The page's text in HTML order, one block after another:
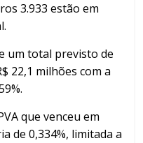
3.933 estão em
um total previsto de
22,1 milhões com a
que venceu em
de 0,334%, limitada a